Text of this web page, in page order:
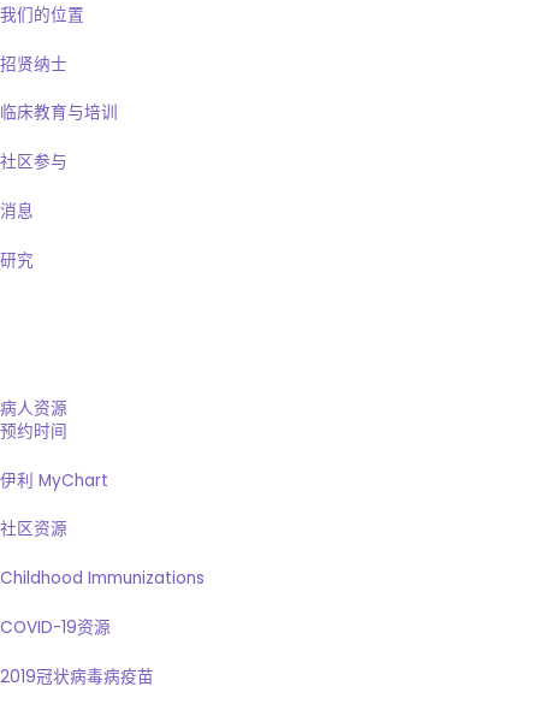
我们的位置
招贤纳士
临床教育与培训
社区参与
消息
研究
病人资源
预约时间
伊利 MyChart
社区资源
Childhood Immunizations
COVID-19资源
2019冠状病毒病疫苗